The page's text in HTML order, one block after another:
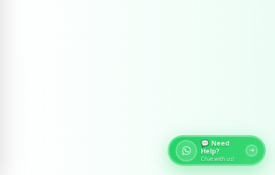
💬 Need
Help?
Chat with us!